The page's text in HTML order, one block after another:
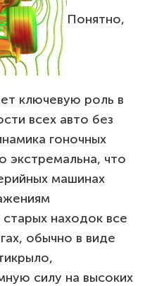
Понятно,
ключевую роль в
всех авто без
гоночных
экстремальна, что
машинах
находок все
обычно в виде
силу на высоких